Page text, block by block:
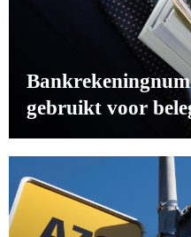
gebruikt voor